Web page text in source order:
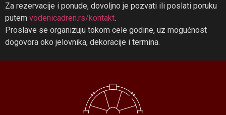
Za rezervacije i ponude, dovoljno je pozvati ili poslati poruku
putem vodenicadren.rs/kontakt.
Proslave se organizuju tokom cele godine, uz mogućnost
dogovora oko jelovnika, dekoracije i termina.